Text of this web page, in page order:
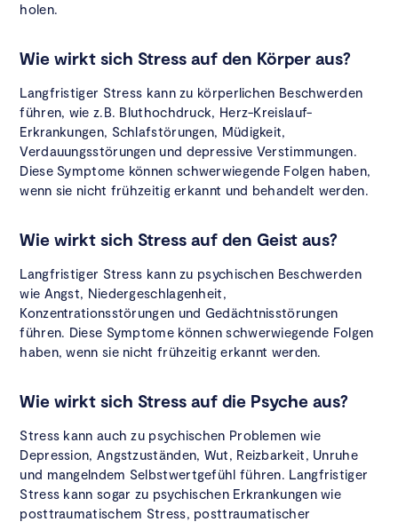
holen.
Wie wirkt sich Stress auf den Körper aus?
Langfristiger Stress kann zu körperlichen Beschwerden
führen, wie z.B. Bluthochdruck, Herz-Kreislauf-
Erkrankungen, Schlafstörungen, Müdigkeit,
Verdauungsstörungen und depressive Verstimmungen.
Diese Symptome können schwerwiegende Folgen haben,
wenn sie nicht frühzeitig erkannt und behandelt werden.
Wie wirkt sich Stress auf den Geist aus?
Langfristiger Stress kann zu psychischen Beschwerden
wie Angst, Niedergeschlagenheit,
Konzentrationsstörungen und Gedächtnisstörungen
führen. Diese Symptome können schwerwiegende Folgen
haben, wenn sie nicht frühzeitig erkannt werden.
Wie wirkt sich Stress auf die Psyche aus?
Stress kann auch zu psychischen Problemen wie
Depression, Angstzuständen, Wut, Reizbarkeit, Unruhe
und mangelndem Selbstwertgefühl führen. Langfristiger
Stress kann sogar zu psychischen Erkrankungen wie
posttraumatischem Stress, posttraumatischer